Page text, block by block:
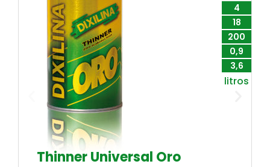
4
18
200
0,9
3,6
litros
Thinner Universal Oro